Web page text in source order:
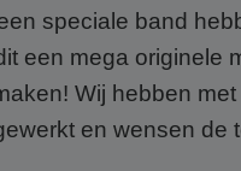
speciale band
een mega originele
Wij hebben met
en wensen de